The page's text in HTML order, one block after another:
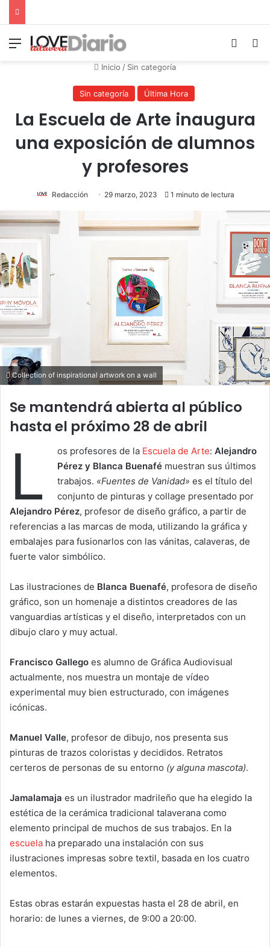
Menú
Inicio / Sin categoría
Sin categoría Última Hora
La Escuela de Arte inaugura
una exposición de alumnos
y profesores
Redacción 29 marzo, 2023 1 minuto de lectura
Collection of inspirational artwork on a wall
Se mantendrá abierta al público
hasta el próximo 28 de abril
L os profesores de la Escuela de Arte: Alejandro
Pérez y Blanca Buenafé muestran sus últimos
trabajos. «Fuentes de Vanidad» es el título del
conjunto de pinturas y collage presentado por
Alejandro Pérez, profesor de diseño gráfico, a partir de
referencias a las marcas de moda, utilizando la gráfica y
embalajes para fusionarlos con las vánitas, calaveras, de
fuerte valor simbólico.
Las ilustraciones de Blanca Buenafé, profesora de diseño
gráfico, son un homenaje a distintos creadores de las
vanguardias artísticas y el diseño, interpretados con un
dibujo claro y muy actual.
Francisco Gallego es alumno de Gráfica Audiovisual
actualmente, nos muestra un montaje de vídeo
experimental muy bien estructurado, con imágenes
icónicas.
Manuel Valle, profesor de dibujo, nos presenta sus
pinturas de trazos coloristas y decididos. Retratos
certeros de personas de su entorno (y alguna mascota).
Jamalamaja es un ilustrador madrileño que ha elegido la
estética de la cerámica tradicional talaverana como
elemento principal de muchos de sus trabajos. En la
escuela ha preparado una instalación con sus
ilustraciones impresas sobre textil, basada en los cuatro
elementos.
Estas obras estarán expuestas hasta el 28 de abril, en
horario: de lunes a viernes, de 9:00 a 20:00.